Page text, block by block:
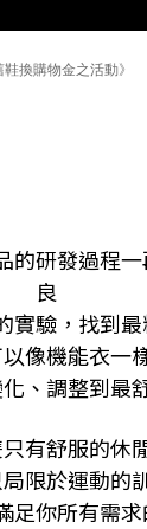
換購物金之活動》
的研發過程
良
實驗，找到
像機能衣一
、調整到最
有舒服的休
限於運動的
足你所有需求